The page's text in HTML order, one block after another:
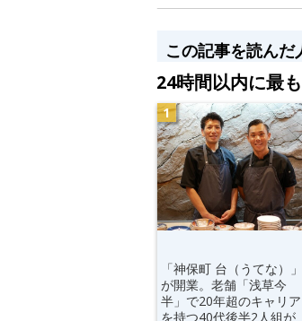
この記事を読ん
24時間以内に最
「神保町 台（うてな）」
が開業。老舗「浅草今
半」で20年超のキャリア
を持つ40代後半2人組が